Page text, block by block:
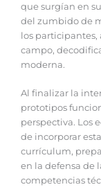
que surgían en
del zumbido de
los participantes,
campo,
moderna.
Al finalizar la
prototipos
perspectiva. Los
de incorporar
currículum,
en la defensa de
competencias